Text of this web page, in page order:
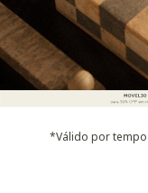
*Válido por